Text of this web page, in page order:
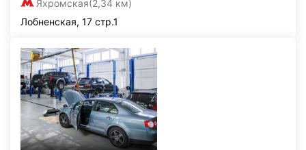
Яхромская(2,34 км)
Лобненская, 17 стр.1